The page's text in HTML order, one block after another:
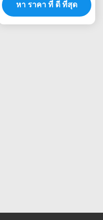
รีโมทคอนโทรล
หา ราคา ที่ ดี ที่สุด